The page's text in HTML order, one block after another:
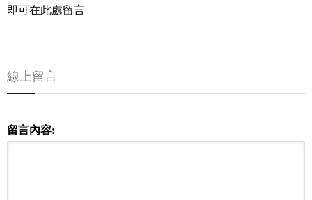
即可在此處留言
線上留言
留言內容: